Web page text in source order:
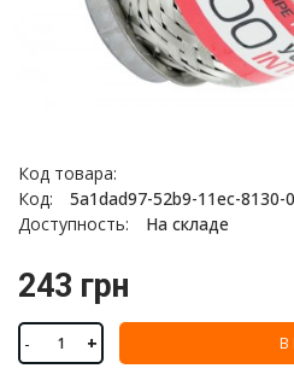
Код товара:
Код:
5a1dad97-52b9-11ec-8130-
Доступность:
На складе
243 грн
- + В